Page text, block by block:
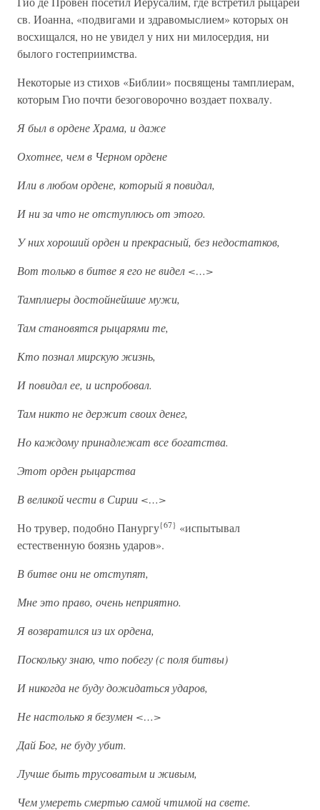
св. Иоанна, «подвигами и здравомыслием» которых он
восхищался, но не увидел у них ни милосердия, ни
былого гостеприимства.
Некоторые из стихов «Библии» посвящены тамплиерам,
которым Гио почти безоговорочно воздает похвалу.
Я был в ордене Храма, и даже
Охотнее, чем в Черном ордене
Или в любом ордене, который я повидал,
И ни за что не отступлюсь от этого.
У них хороший орден и прекрасный, без недостатков,
Вот только в битве я его не видел <…>
Тамплиеры достойнейшие мужи,
Там становятся рыцарями те,
Кто познал мирскую жизнь,
И повидал ее, и испробовал.
Там никто не держит своих денег,
Но каждому принадлежат все богатства.
Этот орден рыцарства
В великой чести в Сирии <…>
Но трувер, подобно Панургу{67} «испытывал
естественную боязнь ударов».
В битве они не отступят,
Мне это право, очень неприятно.
Я возвратился из их ордена,
Поскольку знаю, что побегу (с поля битвы)
И никогда не буду дожидаться ударов,
Не настолько я безумен <…>
Дай Бог, не буду убит.
Лучше быть трусоватым и живым,
Чем умереть смертью самой чтимой на свете.